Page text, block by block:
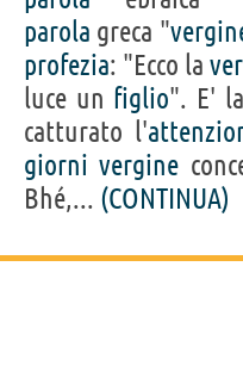
parola greca "
profezia: "Ecco la
luce un figlio". E' la
catturato l'
giorni vergine
Bhé,... (CONTINUA)